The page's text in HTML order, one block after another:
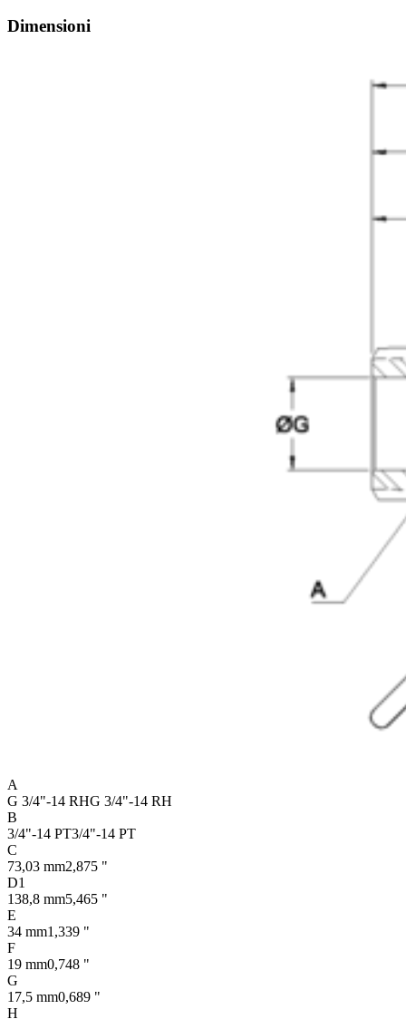
Dimensioni
A
G 3/4"-14 RHG 3/4"-14 RH
B
3/4"-14 PT3/4"-14 PT
C
73,03 mm2,875 "
D1
138,8 mm5,465 "
E
34 mm1,339 "
F
19 mm0,748 "
G
17,5 mm0,689 "
H